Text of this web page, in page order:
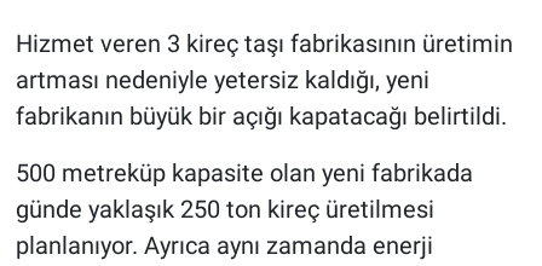
Hizmet veren 3 kireç taşı fabrikasının üretimin
artması nedeniyle yetersiz kaldığı, yeni
fabrikanın büyük bir açığı kapatacağı belirtildi.
500 metreküp kapasite olan yeni fabrikada
günde yaklaşık 250 ton kireç üretilmesi
planlanıyor. Ayrıca aynı zamanda enerji